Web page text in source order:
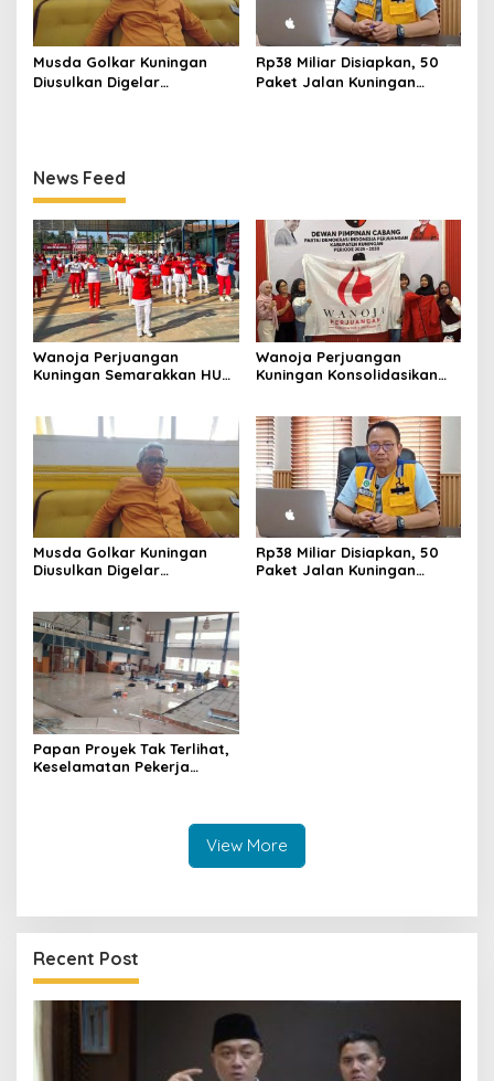
Musda Golkar Kuningan
Diusulkan Digelar
Rp38 Miliar Disiapkan, 50
Paket Jalan Kuningan
News Feed
Wanoja Perjuangan
Kuningan Semarakkan HUT
dan Berdaya
Wanoja Perjuangan
Kuningan Konsolidasikan
Muda
Musda Golkar Kuningan
Diusulkan Digelar
Rp38 Miliar Disiapkan, 50
Paket Jalan Kuningan
Papan Proyek Tak Terlihat,
Keselamatan Pekerja
View More
Recent Post